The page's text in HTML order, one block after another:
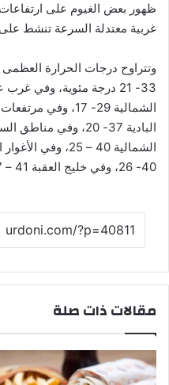
ظهور بعض الغيوم على
غربية معتدلة السرعة تنشط
وتتراوح درجات الحرارة
40- 26، وفي خليج العقبة 41 – 27 درجة مئوية.
مقالات ذات صلة